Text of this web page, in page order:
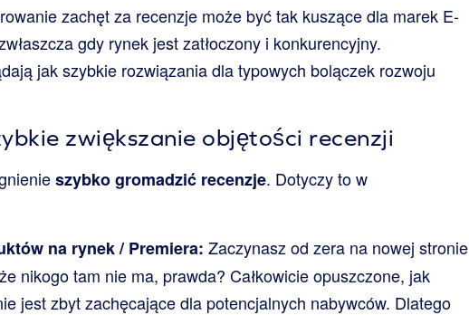
zachęt za recenzje może być tak kuszące dla marek E-
gdy rynek jest zatłoczony i konkurencyjny.
jak szybkie rozwiązania dla typowych bolączek rozwoju
zwiększanie objętości recenzji
szybko gromadzić recenzje. Dotyczy to w
na rynek / Premiera: Zaczynasz od zera na nowej stronie
nikogo tam nie ma, prawda? Całkowicie opuszczone, jak
jest zbyt zachęcające dla potencjalnych nabywców. Dlatego